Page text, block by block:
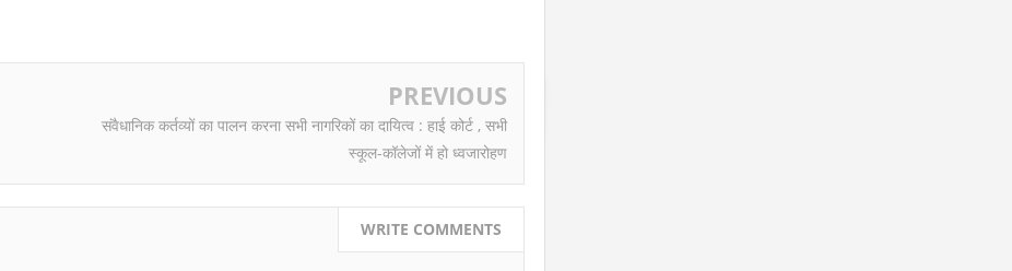
PREVIOUS
संवैधानिक कर्तव्यों का पालन करना सभी नागरिकों का दायित्व : हाई कोर्ट , सभी
स्कूल-कॉलेजों में हो ध्वजारोहण
WRITE COMMENTS